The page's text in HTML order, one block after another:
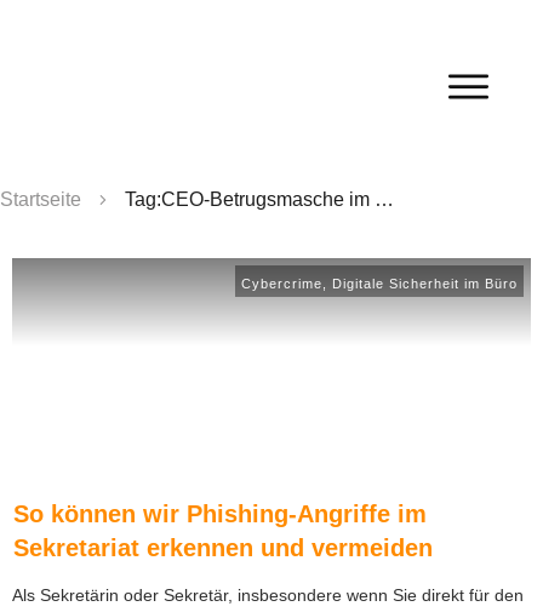
Startseite Tag:CEO-Betrugsmasche im Büro
Cybercrime Digitale Sicherheit im Büro
So können wir Phishing-Angriffe im
Sekretariat erkennen und vermeiden
Als Sekretärin oder Sekretär, insbesondere wenn Sie direkt für den